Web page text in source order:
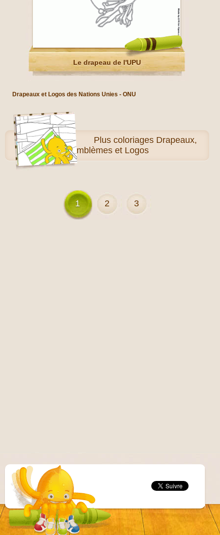
Le drapeau de l'UPU
Drapeaux et Logos des Nations Unies - ONU
Plus coloriages Drapeaux,
Emblèmes et Logos
1 2 3